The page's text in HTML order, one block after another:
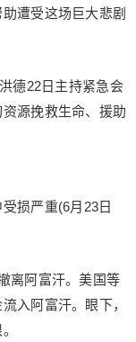
遭受这场巨大悲剧
德22日主持紧急会
源挽救生命、援助
损严重(6月23日
离阿富汗。美国等
入阿富汗。眼下，